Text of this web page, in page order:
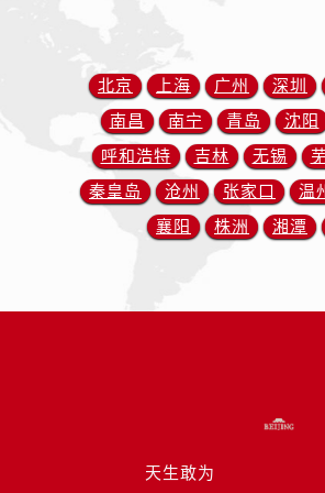
辽宁省抚顺市
辽宁省锦州市
辽宁省辽阳市
辽宁省盘锦市
辽宁省铁岭市
辽宁省营口市
北京市朝阳区
内蒙古自治区
内蒙古自治区
内蒙古自治区
北京 上海 广州 深圳
南昌
南宁 青岛 沈阳
呼和浩特
吉林 无锡
秦皇岛
沧州 张家口 温
襄阳
株洲 湘潭
天生敢为